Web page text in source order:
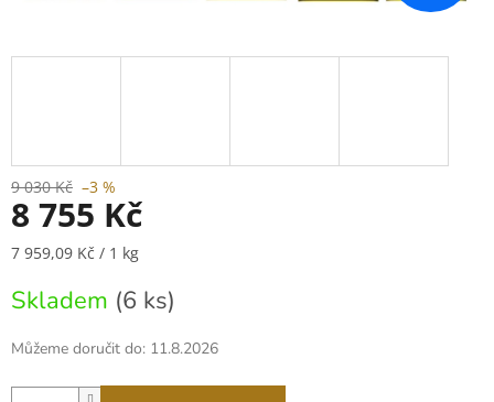
9 030 Kč –3 %
8 755 Kč
Měrná
7 959,09 Kč / 1 kg
Skladem (6 ks)
Můžeme doručit do: 11.8.2026